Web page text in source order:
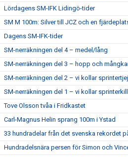
Lördagens SM-IFK Lidingö-tider
SM M 100m: Silver till JCZ och en
Dagens SM-IFK-tider
SM-nerräkningen del 4 – medel/lång
SM-nerräkningen del 3 – hopp och
SM-nerräkningen del 2 – vi kollar
SM-nerräkningen del 1 – vi kollar
Tove Olsson tvåa i Fridkastet
Carl-Magnus Helin sprang 100m i Ystad
33 hundradelar från det svenska rekordet
Hundradelsnära persen för Simon och